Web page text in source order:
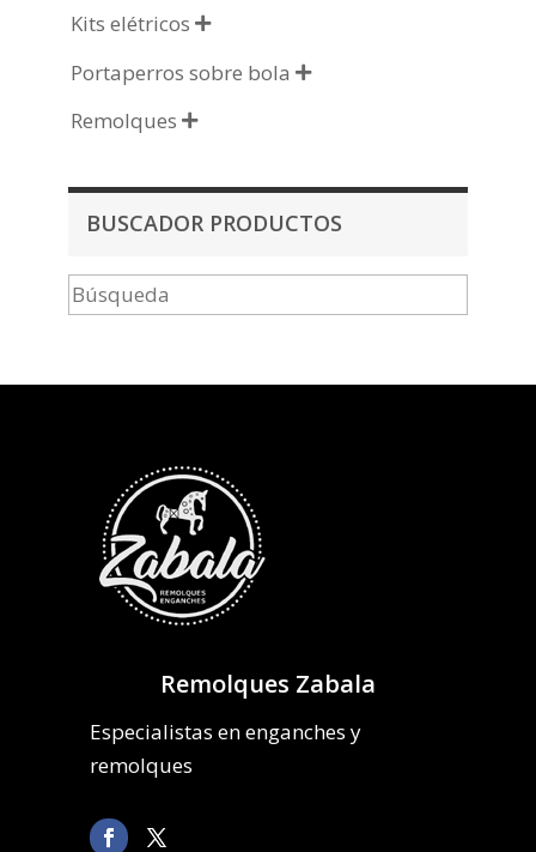
Kits elétricos 
Portaperros sobre bola 
Remolques 
BUSCADOR PRODUCTOS
Remolques Zabala
Especialistas en enganches y
remolques